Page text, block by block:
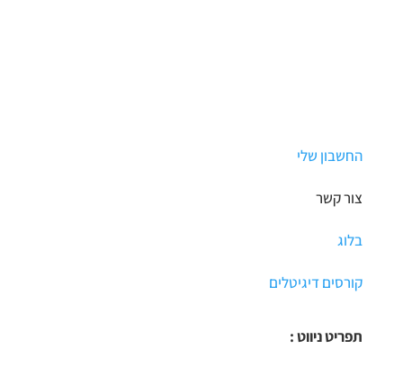
החשבון שלי
צור קשר
בלוג
קורסים דיגיטלים
תפריט ניווט :